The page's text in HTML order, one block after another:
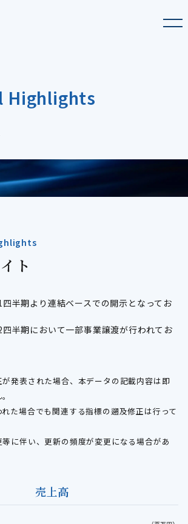
Highlights
イ ト
半期より連結ベースでの開示となってお
半期において一部事業譲渡が行われてお
発表された場合、本データの記載内容は即
た場合でも関連する指標の遡及修正は行って
に伴い、更新の頻度が変更になる場合があ
売上高
のお知らせ
ナビリティ
報